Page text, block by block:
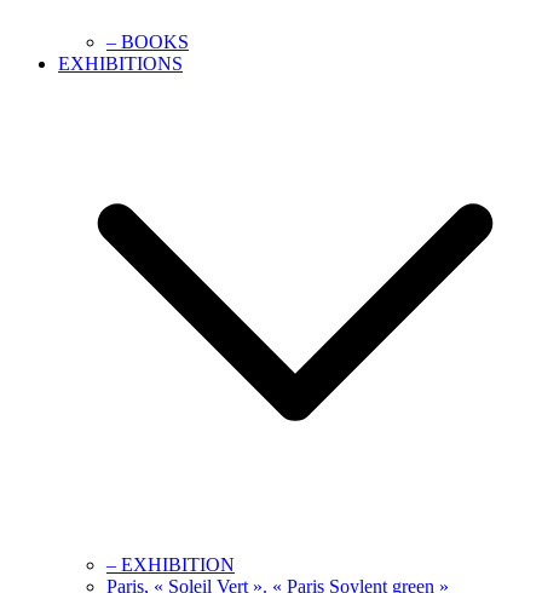
– BOOKS
EXHIBITIONS
– EXHIBITION
Paris, « Soleil Vert ». « Paris Soylent green »